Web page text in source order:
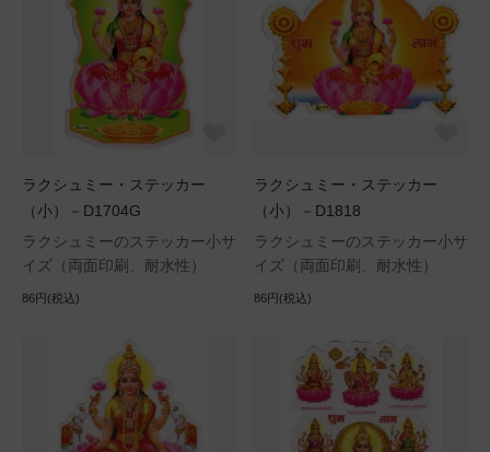
ラクシュミー・ステッカー
（小）－D1704G
ラクシュミーのステッカー小サ
イズ（両面印刷、耐水性）
86円(税込)
ラクシュミー・ステッカー
（小）－D1818
ラクシュミーのステッカー小サ
イズ（両面印刷、耐水性）
86円(税込)